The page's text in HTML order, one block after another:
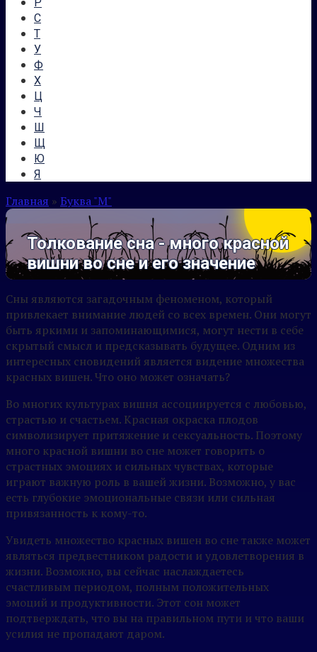
С
Т
У
Ф
Х
Ц
Ч
Ш
Щ
Ю
Я
Главная » Буква "М"
Толкование сна - много красной
вишни во сне и его значение
Сны являются загадочным феноменом, который
привлекает внимание людей со всех времен. Они могут
быть яркими и запоминающимися, могут нести в себе
скрытый смысл и предсказывать будущее. Одним из
интересных сновидений является видение множества
красных вишен. Что оно может означать?
Во многих культурах вишня ассоциируется с любовью,
страстью и счастьем. Красная окраска плодов
символизирует притяжение и сексуальность. Поэтому
много красной вишни во сне может говорить о
страстных эмоциях и сильных чувствах, которые
играют важную роль в вашей жизни. Возможно, у вас
есть глубокие эмоциональные связи или сильная
привязанность к кому-то.
Увидеть множество красных вишен во сне также может
являться предвестником радости и удовлетворения в
жизни. Возможно, вы сейчас наслаждаетесь
счастливым периодом, полным положительных
эмоций и продуктивности. Этот сон может
подтверждать, что вы на правильном пути и что ваши
усилия не пропадают даром.